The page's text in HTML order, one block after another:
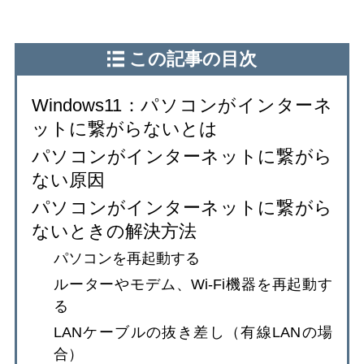
この記事の目次
Windows11：パソコンがインターネ
ットに繋がらないとは
パソコンがインターネットに繋がら
ない原因
パソコンがインターネットに繋がら
ないときの解決方法
パソコンを再起動する
ルーターやモデム、Wi-Fi機器を再起動す
る
LANケーブルの抜き差し（有線LANの場
合）